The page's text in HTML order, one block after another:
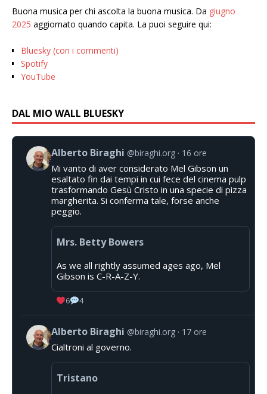
Buona musica per chi ascolta la buona musica. Da giugno
2025 aggiornato quando capita. La puoi seguire qui:
Bluesky (con i commenti)
Spotify
YouTube
DAL MIO WALL BLUESKY
Alberto Biraghi @biraghi.org 16 ore
Mi vanto di aver considerato Mel Gibson un
esaltato fin dai tempi in cui fece del cinema pulp
trasformando Gesù Cristo in una specie di pizza
margherita. Si conferma tale, forse anche
peggio.
Mrs. Betty Bowers
As we all rightly assumed ages ago, Mel
Gibson is C-R-A-Z-Y.
6 4
Alberto Biraghi @biraghi.org 17 ore
Cialtroni al governo.
Tristano